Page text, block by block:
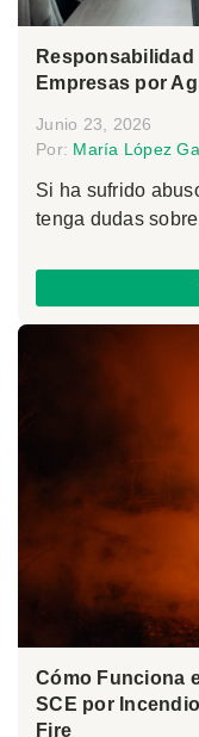
Empresas por
Junio 23, 2026
Por: María López
Si ha sufrido
tenga dudas
Cómo Funciona
SCE por
Fire